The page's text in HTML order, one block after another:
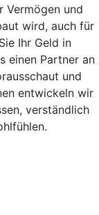
Vermögen und
wird, auch für
Ihr Geld in
einen Partner an
und
entwickeln wir
verständlich